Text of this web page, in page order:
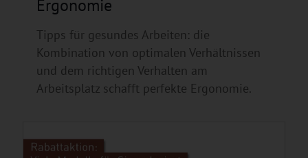
Ergonomie
Tipps für gesundes Arbeiten: die
Kombination von optimalen Verhältnissen
und dem richtigen Verhalten am
Arbeitsplatz schafft perfekte Ergonomie.